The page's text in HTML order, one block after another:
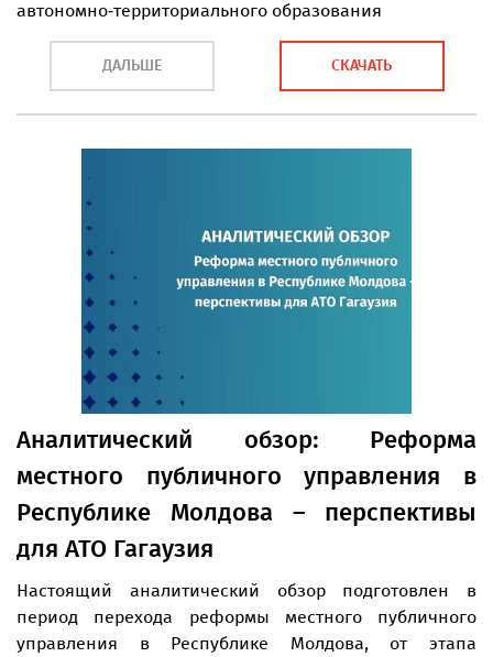
автономно‑территориального образования
ДАЛЬШЕ СКАЧАТЬ
Аналитический обзoр: Реформа
местного публичного управления в
Республике Молдова – перспективы
для АТО Гагаузия
Настоящий аналитический обзор подготовлен в
период перехода реформы местного публичного
управления в Республике Молдова, от этапа